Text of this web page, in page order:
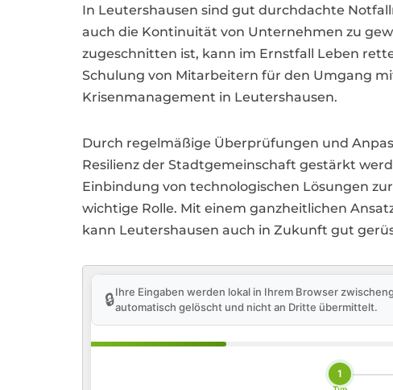
In Leutershausen sind gut durchdachte
auch die Kontinuität von Unternehmen zu
zugeschnitten ist, kann im Ernstfall Leben
Schulung von Mitarbeitern für den Umgang
Krisenmanagement in Leutershausen.
Durch regelmäßige Überprüfungen und
Resilienz der Stadtgemeinschaft gestärkt
Einbindung von technologischen Lösungen
wichtige Rolle. Mit einem ganzheitlichen
kann Leutershausen auch in Zukunft gut
🔒Ihre Eingaben werden lokal in Ihrem Browser
automatisch gelöscht und nicht an Dritte übermittelt.
1